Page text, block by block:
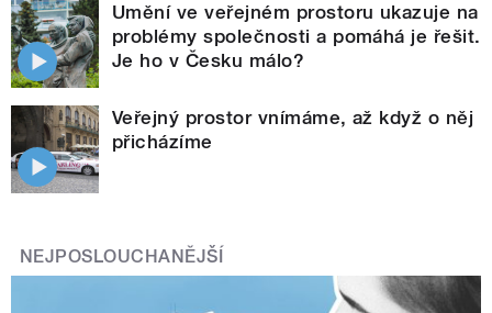
Umění ve veřejném prostoru ukazuje na
problémy společnosti a pomáhá je řešit.
Je ho v Česku málo?
Veřejný prostor vnímáme, až když o něj
přicházíme
NEJPOSLOUCHANĚJŠÍ